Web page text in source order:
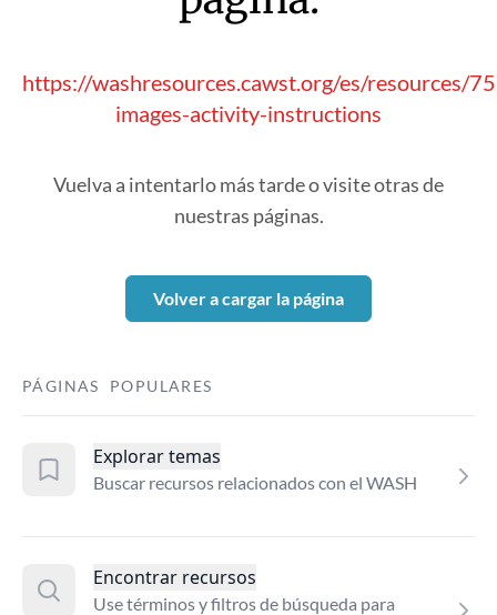
https://washresources.cawst.org/es/resources/
images-activity-instructions
Vuelva a intentarlo más tarde o visite otras de
nuestras páginas.
Volver a cargar la página
PÁGINAS POPULARES
Explorar temas
Buscar recursos relacionados con el WASH
Encontrar recursos
Use términos y filtros de búsqueda para